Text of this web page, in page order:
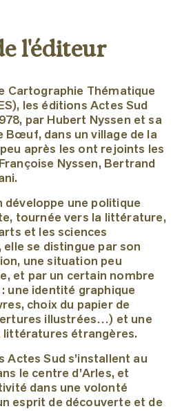
l'éditeur
Cartographie Thématique
les éditions Actes Sud
par Hubert Nyssen et sa
Bœuf, dans un village de la
après les ont rejoints les
Nyssen, Bertrand
développe une politique
tournée vers la littérature,
et les sciences
elle se distingue par son
une situation peu
et par un certain nombre
une identité graphique
choix du papier de
illustrées…) et une
littératures étrangères.
Actes Sud s’installent au
le centre d’Arles, et
dans une volonté
esprit de découverte et de